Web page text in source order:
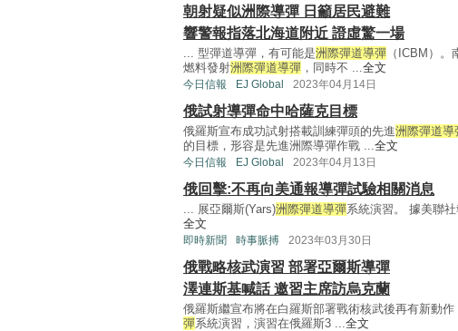
朝射疑似洲際導彈 日籲居民避難
響警報指落北海道附近 證虛驚一場
... 型彈道導彈，有可能是洲際彈道導彈 （ICBM）
燃料發射洲際彈道導彈 ，同時不 ...全文
今日信報 EJ Global 2023年04月14日
俄試射導彈命中哈薩克目標
俄羅斯宣布成功試射搭載訓練彈頭的先進洲際彈道導
的目標，形容是先進洲際導彈作戰 ...全文
今日信報 EJ Global 2023年04月13日
俄回擊:不再向美通報導彈試驗相關消息
... 展亞爾斯(Yars)洲際彈道導彈系統演習。 據美聯
全文
即時新聞 時事脈搏 2023年03月30日
俄戰略核武演習 部署亞爾斯導彈
澤連斯基喊話 邀習主席訪烏克蘭
俄羅斯繼宣布將在白羅斯部署戰術核武後再有新動作
彈系統演習，演習在俄羅斯3 ...全文